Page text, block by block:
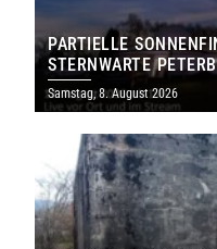
PARTIELLE
STERNWARTE
IHRE TORE
Samstag, 8. August 2026